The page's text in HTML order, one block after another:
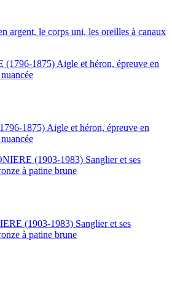
argent, le corps uni, les oreilles à canaux
1875) Aigle et héron, épreuve en
(1903-1983) Sanglier et ses
à patine brune